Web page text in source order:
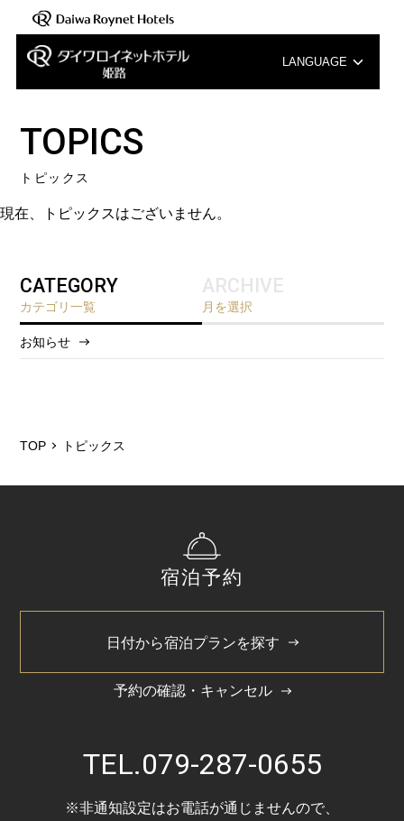
LANGUAGE
TOPICS
トピックス
現在、トピックスはございません。
CATEGORY
カテゴリ一覧
お知らせ
ARCHIVE
月を選択
2025/12
TOP トピックス
宿泊予約
日付から宿泊プランを探す
予約の確認・キャンセル
TEL.079-287-0655
※非通知設定はお電話が通じませんので、